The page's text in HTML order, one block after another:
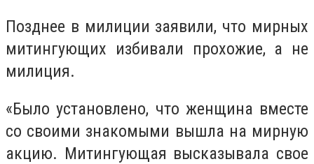
Позднее в милиции заявили, что мирных
митингующих избивали прохожие, а не
милиция.
«Было установлено, что женщина вместе
со своими знакомыми вышла на мирную
акцию. Митингующая высказывала свое